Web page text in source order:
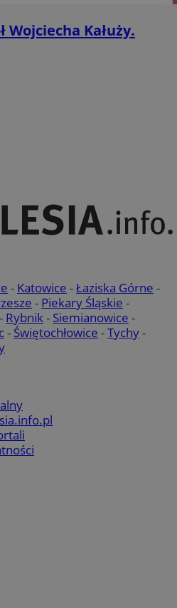
Kałuży.
- Katowice -Łaziska Górne -
- Piekary Śląskie -
- Rybnik- Siemianowice -
- Świętochłowice -Tychy-